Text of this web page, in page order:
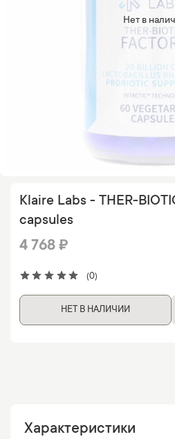
Нет в
(0)
Klaire Labs - THER-
capsules
4 768 ₽
НЕТ В НАЛИЧИИ
Характеристики